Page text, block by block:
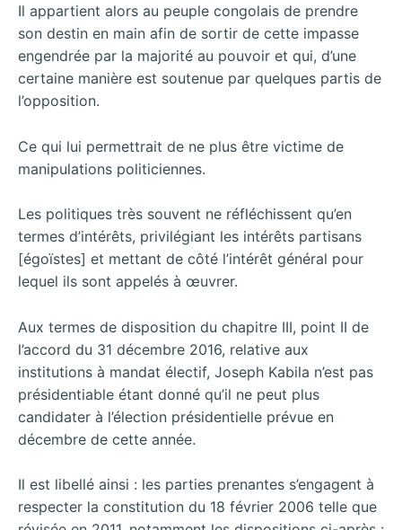
Il appartient alors au peuple congolais de prendre
son destin en main afin de sortir de cette impasse
engendrée par la majorité au pouvoir et qui, d’une
certaine manière est soutenue par quelques partis de
l’opposition.
Ce qui lui permettrait de ne plus être victime de
manipulations politiciennes.
Les politiques très souvent ne réfléchissent qu’en
termes d’intérêts, privilégiant les intérêts partisans
[égoïstes] et mettant de côté l’intérêt général pour
lequel ils sont appelés à œuvrer.
Aux termes de disposition du chapitre III, point II de
l’accord du 31 décembre 2016, relative aux
institutions à mandat électif, Joseph Kabila n’est pas
présidentiable étant donné qu’il ne peut plus
candidater à l’élection présidentielle prévue en
décembre de cette année.
Il est libellé ainsi : les parties prenantes s’engagent à
respecter la constitution du 18 février 2006 telle que